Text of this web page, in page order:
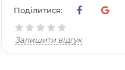
Поділитися:
Залишити відгук